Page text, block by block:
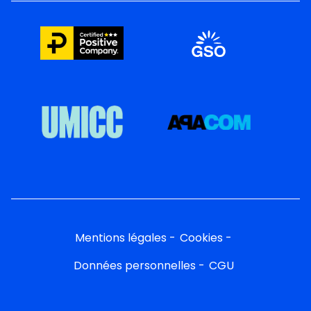
Mentions légales
Cookies
Données personnelles
CGU